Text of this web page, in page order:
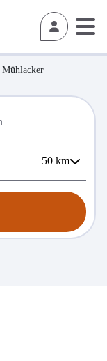
Mühlacker
50 km